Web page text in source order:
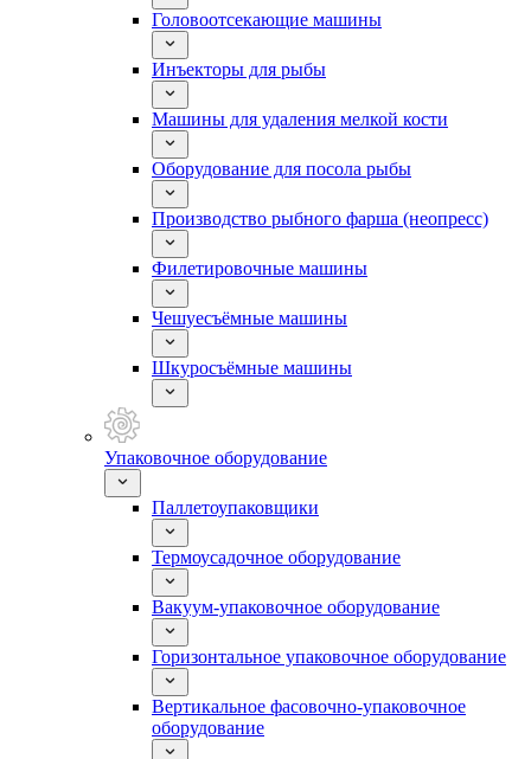
Головоотсекающие машины
Инъекторы для рыбы
Машины для удаления мелкой кости
Оборудование для посола рыбы
Производство рыбного фарша (неопресс)
Филетировочные машины
Чешуесъёмные машины
Шкуросъёмные машины
Упаковочное оборудование
Паллетоупаковщики
Термоусадочное оборудование
Вакуум-упаковочное оборудование
Горизонтальное упаковочное оборудование
Вертикальное фасовочно-упаковочное
оборудование